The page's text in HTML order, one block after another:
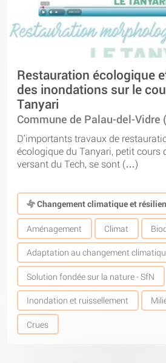
Restauration écologique
des inondations sur le
Tanyari
Commune de Palau-del-Vidre
D’importants travaux de
écologique du Tanyari, petit cours
versant du Tech, se sont (…)
Changement climatique et
Aménagement Climat
Adaptation au changement
Solution fondée sur la nature - SfN
Inondation et ruissellement
Crues